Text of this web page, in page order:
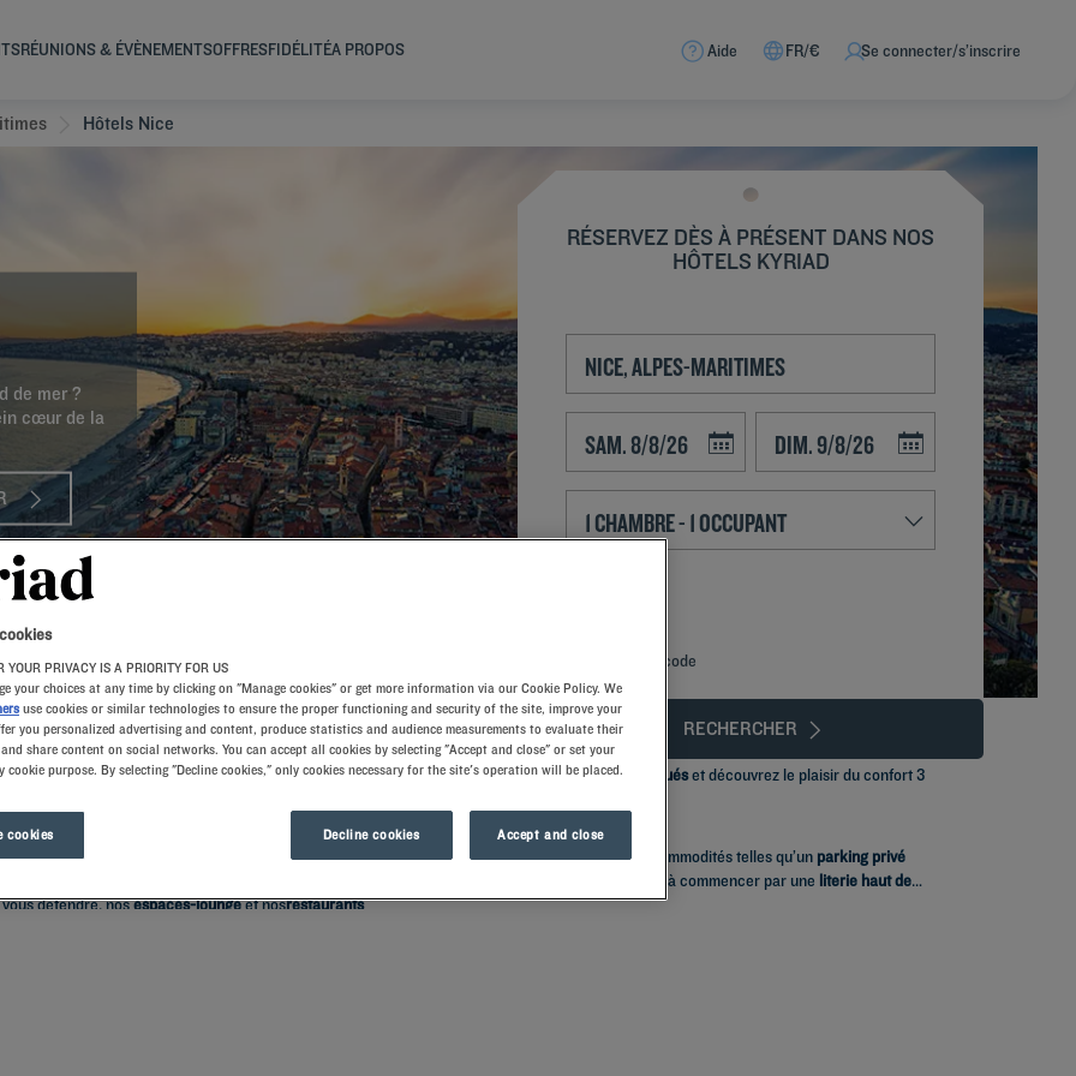
RÉUNIONS & ÉVÈNEMENTSOFFRESFIDÉLITÉA PROPOS Aide FR/€ Se connecter/s’inscrire
Hôtels Nice
de mer ?
cœur de la
RÉSERVEZ DÈS À PRÉSENT DANS NOS
HÔTELS KYRIAD
Navigate forward to interact with the calendar and select a date.
Navigate backward to interact with the
RECHERCHER
Ajouter un code
en Provence-Alpes-Côte d'Azur ? Posez vos valises dans l’un de noshôtels Kyriad idéalement situéset découvrez le plaisir du confort 3
Maritimes.
à-terre niçois. Nos hôtels mettent un point d’honneur à vous faciliter la vie en vous offrant des commodités telles qu’un parking privé
calme d’une , dotée de tous les équipements indispensables à votre bien-être, à commencer par une literie haut de
détendre, nosespaces-loungeet nosrestaurants
YOUR PRIVACY IS A PRIORITY FOR US
your choices at any time by clicking on "Manage cookies" or get more information via our Cookie Policy. We
use cookies or similar technologies to ensure the proper functioning and security of the site, improve your
you personalized advertising and content, produce statistics and audience measurements to evaluate their
share content on social networks. You can accept all cookies by selecting "Accept and close" or set your
cookie purpose. By selecting "Decline cookies," only cookies necessary for the site's operation will be placed.
cookies Decline cookies Accept and close